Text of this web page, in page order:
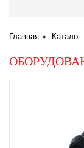
Главная Каталог